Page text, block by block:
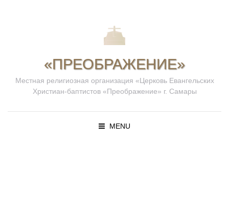
«ПРЕОБРАЖЕНИЕ»
Местная религиозная организация «Церковь Евангельских
Христиан-баптистов «Преображение» г. Самары
MENU